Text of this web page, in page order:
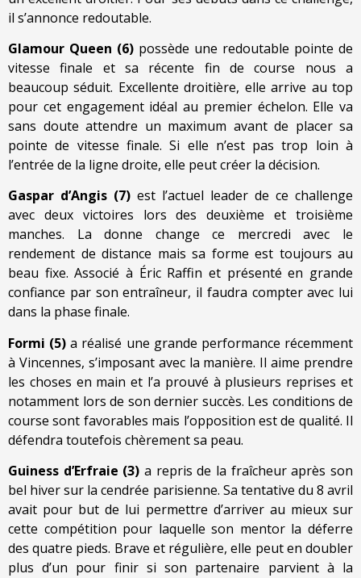
il s’annonce redoutable.
Glamour Queen (6) possède une redoutable pointe de
vitesse finale et sa récente fin de course nous a
beaucoup séduit. Excellente droitière, elle arrive au top
pour cet engagement idéal au premier échelon. Elle va
sans doute attendre un maximum avant de placer sa
pointe de vitesse finale. Si elle n’est pas trop loin à
l’entrée de la ligne droite, elle peut créer la décision.
Gaspar d’Angis (7) est l’actuel leader de ce challenge
avec deux victoires lors des deuxième et troisième
manches. La donne change ce mercredi avec le
rendement de distance mais sa forme est toujours au
beau fixe. Associé à Éric Raffin et présenté en grande
confiance par son entraîneur, il faudra compter avec lui
dans la phase finale.
Formi (5)a réalisé une grande performance récemment
à Vincennes, s’imposant avec la manière. Il aime prendre
les choses en main et l’a prouvé à plusieurs reprises et
notamment lors de son dernier succès. Les conditions de
course sont favorables mais l’opposition est de qualité. Il
défendra toutefois chèrement sa peau.
Guiness d’Erfraie (3) a repris de la fraîcheur après son
bel hiver sur la cendrée parisienne. Sa tentative du 8 avril
avait pour but de lui permettre d’arriver au mieux sur
cette compétition pour laquelle son mentor la déferre
des quatre pieds. Brave et régulière, elle peut en doubler
plus d’un pour finir si son partenaire parvient à la